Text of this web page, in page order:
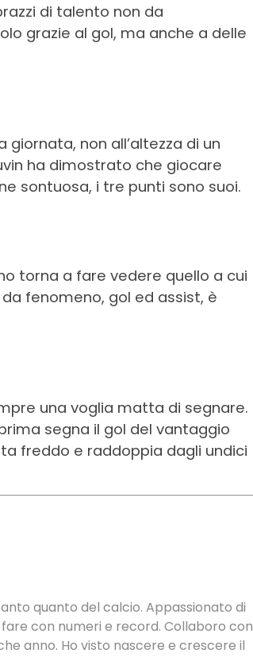
di talento non da
grazie al gol, ma anche a delle
non all’altezza di un
ha dimostrato che giocare
sontuosa, i tre punti sono suoi.
torna a fare vedere quello a cui
fenomeno, gol ed assist, è
una voglia matta di segnare.
segna il gol del vantaggio
freddo e raddoppia dagli undici
quanto del calcio. Appassionato di
con numeri e record. Collaboro con
anno. Ho visto nascere e crescere il